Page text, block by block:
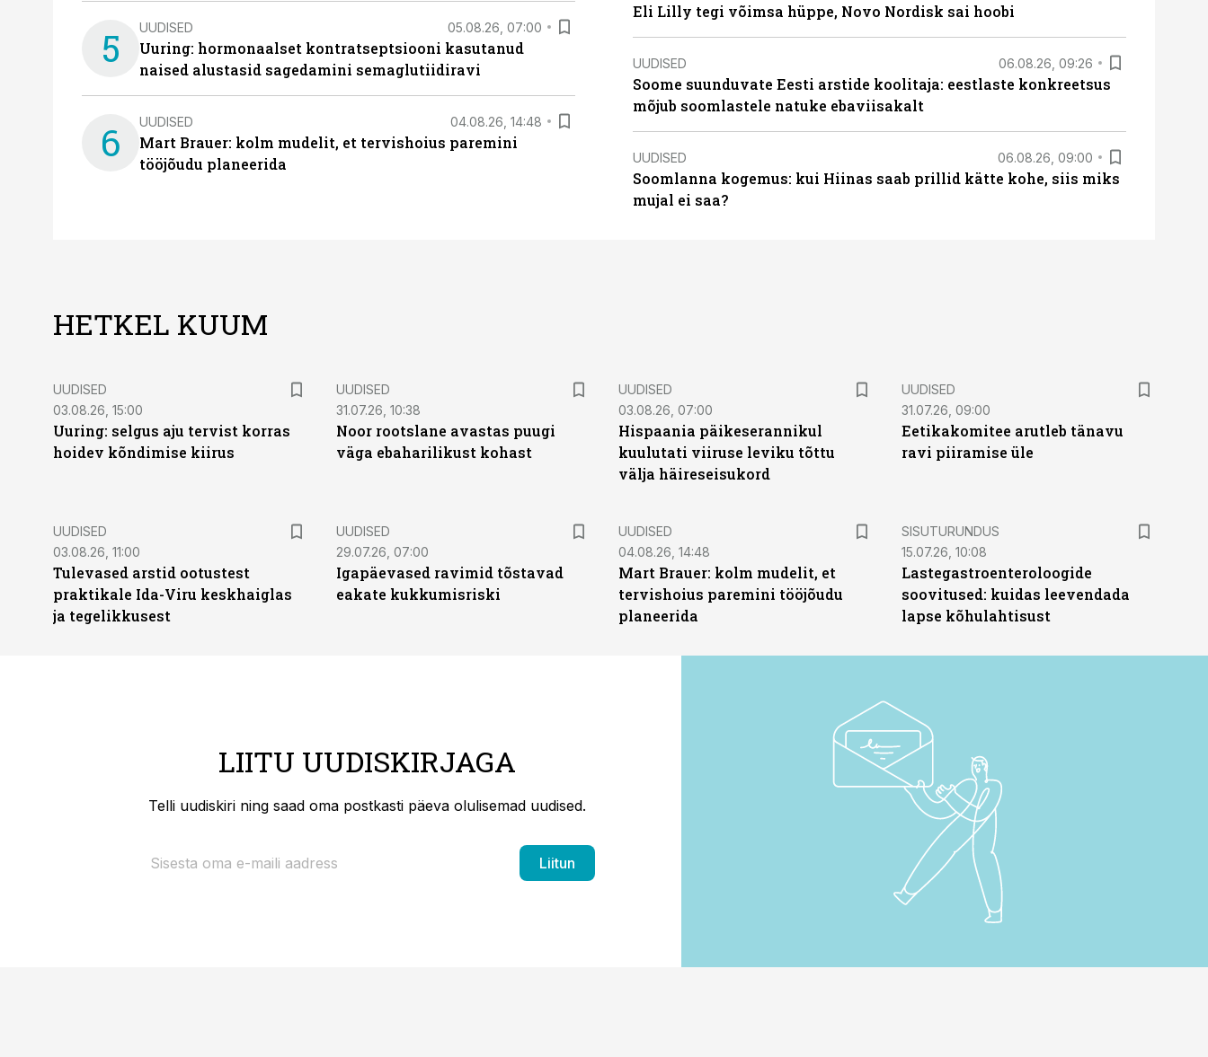
5 UUDISED 05.08.26, 07:00
Uuring: hormonaalset kontratseptsiooni kasutanud
naised alustasid sagedamini semaglutiidiravi
6 UUDISED 04.08.26, 14:48
Mart Brauer: kolm mudelit, et tervishoius paremini
tööjõudu planeerida
Eli Lilly tegi võimsa hüppe, Novo Nordisk sai hoobi
UUDISED 06.08.26, 09:26
Soome suunduvate Eesti arstide koolitaja: eestlaste konkreetsus
mõjub soomlastele natuke ebaviisakalt
UUDISED 06.08.26, 09:00
Soomlanna kogemus: kui Hiinas saab prillid kätte kohe, siis miks
mujal ei saa?
HETKEL KUUM
UUDISED
03.08.26, 15:00
Uuring: selgus aju tervist korras
hoidev kõndimise kiirus
UUDISED
31.07.26, 10:38
Noor rootslane avastas puugi
väga ebaharilikust kohast
UUDISED
03.08.26, 07:00
Hispaania päikeserannikul
kuulutati viiruse leviku tõttu
välja häireseisukord
UUDISED
31.07.26, 09:00
Eetikakomitee arutleb tänavu
ravi piiramise üle
UUDISED
03.08.26, 11:00
Tulevased arstid ootustest
praktikale Ida-Viru keskhaiglas
ja tegelikkusest
UUDISED
29.07.26, 07:00
Igapäevased ravimid tõstavad
eakate kukkumisriski
UUDISED
04.08.26, 14:48
Mart Brauer: kolm mudelit, et
tervishoius paremini tööjõudu
planeerida
ST
SISUTURUNDUS
15.07.26, 10:08
Lastegastroenteroloogide
soovitused: kuidas leevendada
lapse kõhulahtisust
LIITU UUDISKIRJAGA
Telli uudiskiri ning saad oma postkasti päeva olulisemad uudised.
Liitun